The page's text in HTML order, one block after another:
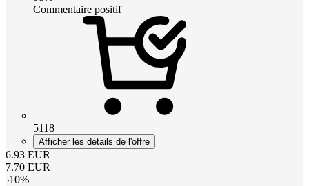
Commentaire positif
5118
Afficher les détails de l'offre
6.93 EUR
7.70 EUR
-10%